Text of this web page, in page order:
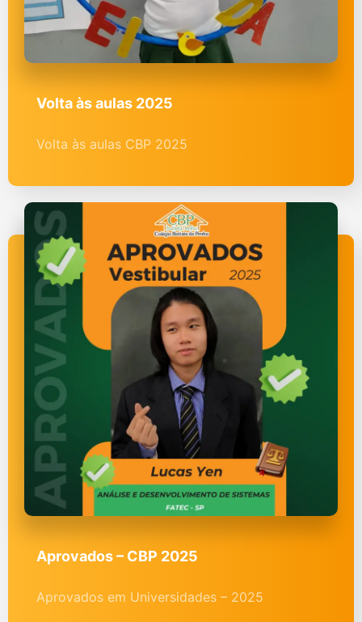
Volta às aulas 2025
Volta às aulas CBP 2025
Aprovados – CBP 2025
Aprovados em Universidades – 2025